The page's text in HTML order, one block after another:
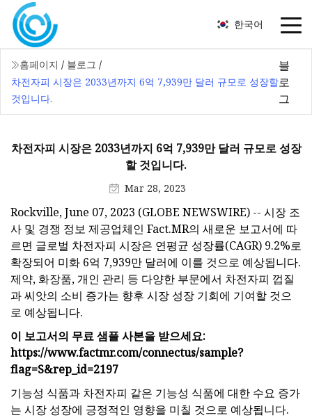
한국어
홈페이지 / 블로그 /
차전자피 시장은 2033년까지 6억 7,939만 달러 규모로 성장할
것입니다.
블
로
그
차전자피 시장은 2033년까지 6억 7,939만 달러 규모로 성장
할 것입니다.
Mar 28, 2023
Rockville, June 07, 2023 (GLOBE NEWSWIRE) -- 시장 조
사 및 경쟁 정보 제공업체인 Fact.MR의 새로운 보고서에 따
르면 글로벌 차전자피 시장은 연평균 성장률(CAGR) 9.2%로
확장되어 미화 6억 7,939만 달러에 이를 것으로 예상됩니다.
제약, 화장품, 개인 관리 등 다양한 부문에서 차전자피 껍질
과 씨앗의 소비 증가는 향후 시장 성장 기회에 기여할 것으
로 예상됩니다.
이 보고서의 무료 샘플 사본을 받으세요:
https://www.factmr.com/connectus/sample?
flag=S&rep_id=2197
기능성 식품과 차전자피 같은 기능성 식품에 대한 수요 증가
는 시장 성장에 긍정적인 영향을 미칠 것으로 예상됩니다.